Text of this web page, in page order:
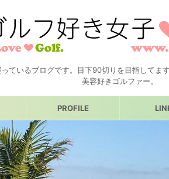
ているブログです。目下90切りを目指して
美容好きゴルファー。
PROFILE